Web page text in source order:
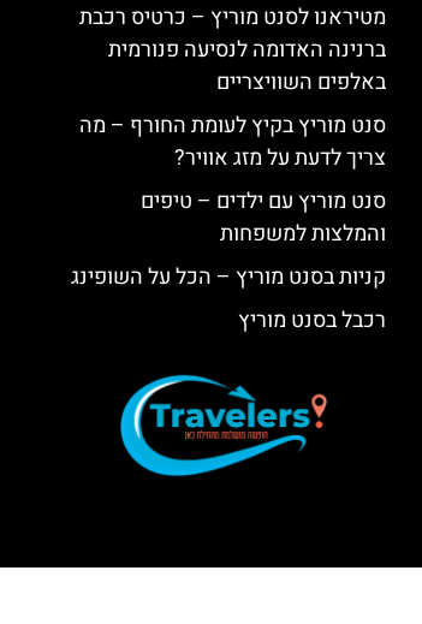
מטיראנו לסנט מוריץ – כרטיס רכבת
ברנינה האדומה לנסיעה פנורמית
באלפים השוויצריים
סנט מוריץ בקיץ לעומת החורף – מה
צריך לדעת על מזג אוויר?
סנט מוריץ עם ילדים – טיפים
והמלצות למשפחות
קניות בסנט מוריץ – הכל על השופינג
רכבל בסנט מוריץ